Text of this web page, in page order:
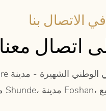
الاتصال بنا
اتصال معنا